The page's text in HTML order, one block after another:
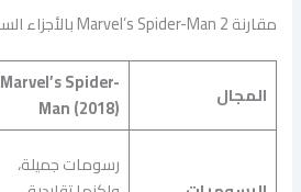
مقارنة Marvel’s Spider-Man 2 بالأجزاء السابقة
المجال
Marvel’s Spider-
Man (2018)
رسومات جميلة،